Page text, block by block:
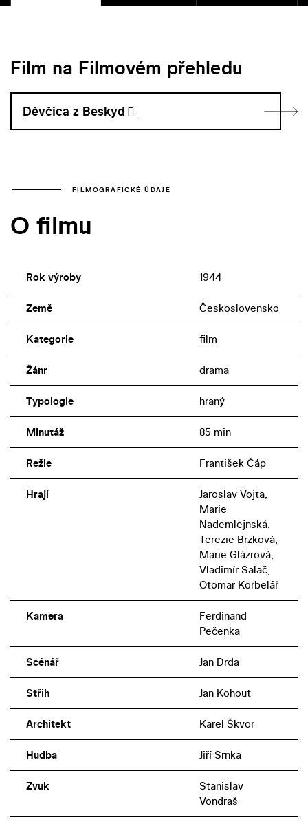
Film na Filmovém přehledu
Děvčica z Beskyd
FILMOGRAFICKÉ ÚDAJE
O filmu
Rok výroby 1944
Země Československo
Kategorie film
Žánr drama
Typologie hraný
Minutáž 85 min
Režie František Čáp
Hrají
Jaroslav Vojta,
Marie
Nademlejnská,
Terezie Brzková,
Marie Glázrová,
Vladimír Salač,
Otomar Korbelář
Kamera
Ferdinand
Pečenka
Scénář Jan Drda
Střih Jan Kohout
Architekt Karel Škvor
Hudba Jiří Srnka
Zvuk
Stanislav
Vondraš